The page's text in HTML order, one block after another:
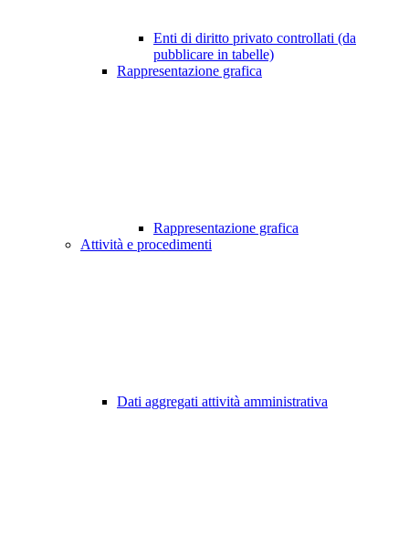
Enti di diritto privato controllati (da
pubblicare in tabelle)
Rappresentazione grafica
Rappresentazione grafica
Attività e procedimenti
Dati aggregati attività amministrativa